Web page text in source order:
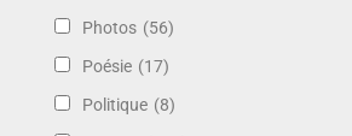
Photos (56)
Poésie (17)
Politique (8)